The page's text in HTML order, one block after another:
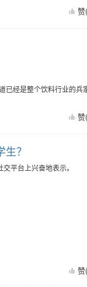
赞(
经是整个饮料行业的兵
赞(
？
平台上兴奋地表示。
赞(